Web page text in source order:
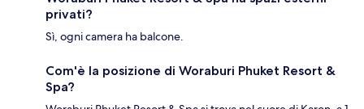
privati?
Sì, ogni camera ha balcone.
Com'è la posizione di Woraburi Phuket Resort &
Spa?